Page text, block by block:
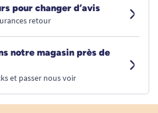
pour changer d’avis
retour
notre magasin près de
et passer nous voir